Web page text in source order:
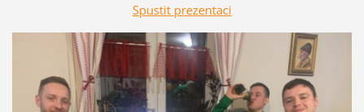
Spustit prezentaci